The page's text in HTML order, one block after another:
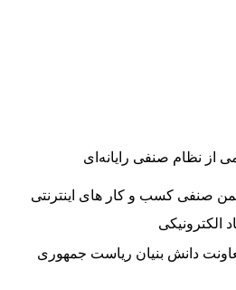
از نظام صنفی رایانه‌ای
صنفی کسب و کار های اینترنتی
الکترونیکی
دانش بنیان ریاست جمهوری